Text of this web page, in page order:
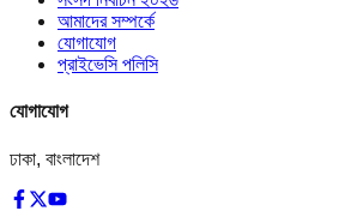
আমাদের সম্পর্কে
যোগাযোগ
প্রাইভেসি পলিসি
যোগাযোগ
ঢাকা, বাংলাদেশ